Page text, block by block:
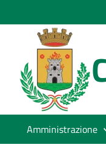
Amministrazione